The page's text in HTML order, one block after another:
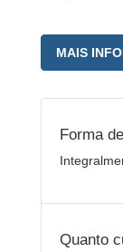
MAIS
Forma
Quanto